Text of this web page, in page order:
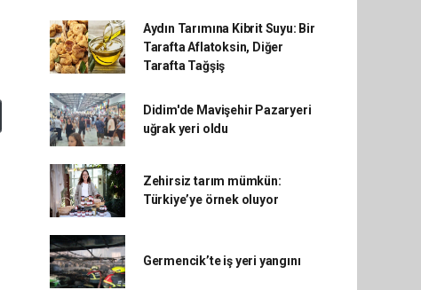
Aydın Tarımına Kibrit Suyu: Bir
Tarafta Aflatoksin, Diğer
Tarafta Tağşiş
Didim'de Mavişehir Pazaryeri
uğrak yeri oldu
Zehirsiz tarım mümkün:
Türkiye’ye örnek oluyor
Germencik’te iş yeri yangını